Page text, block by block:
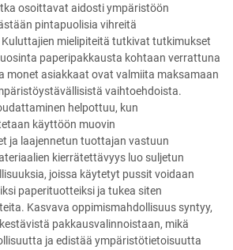
osoittavat aidosti ympäristöön
pintapuolisia vihreitä
mielipiteitä tutkivat tutkimukset
paperipakkausta kohtaan verrattuna
monet asiakkaat ovat valmiita maksamaan
vaihtoehdoista.
helpottuu, kun
käyttöön muovin
ja laajennetun tuottajan vastuun
kierrätettävyys luo suljetun
joissa käytetyt pussit voidaan
paperituotteiksi ja tukea siten
Kasvava oppimismahdollisuus syntyy,
pakkausvalinnoistaan, mikä
ja edistää ympäristötietoisuutta